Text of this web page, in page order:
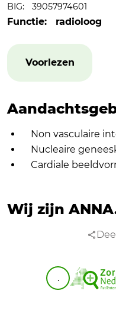
BIG: 39057974601
Functie: radioloog
Voorlezen
Non vasculaire
Nucleaire
Cardiale
Wij zijn
.